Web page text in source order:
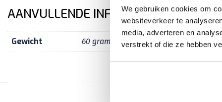
We gebruiken cookies om
websiteverkeer te
media, adverteren en
verstrekt of die ze hebben
AANVULLENDE INFORMATIE
Gewicht 60 gram